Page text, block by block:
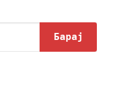
Барај